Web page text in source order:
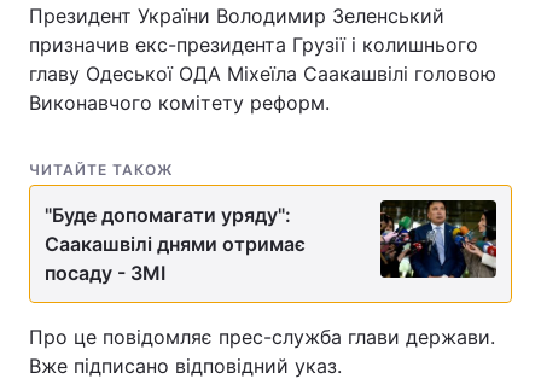
Президент України Володимир Зеленський
призначив екс-президента Грузії і колишнього
главу Одеської ОДА Міхеїла Саакашвілі головою
Виконавчого комітету реформ.
ЧИТАЙТЕ ТАКОЖ
"Буде допомагати уряду":
Саакашвілі днями отримає
посаду - ЗМІ
Про це повідомляє прес-служба глави держави.
Вже підписано відповідний указ.